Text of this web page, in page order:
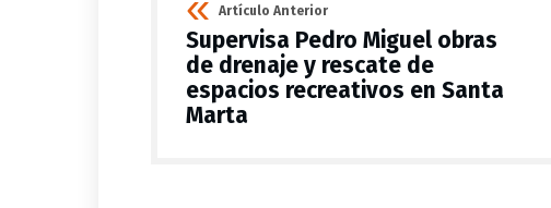
Artículo Anterior
Supervisa Pedro Miguel obras
de drenaje y rescate de
espacios recreativos en Santa
Marta